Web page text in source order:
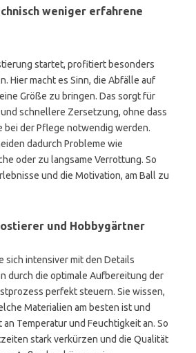
weniger erfahrene
startet, profitiert besonders
Hier macht es Sinn, die Abfälle auf
Größe zu bringen. Das sorgt für
schnellere Zersetzung, ohne dass
bei der Pflege notwendig werden.
dadurch Probleme wie
oder zu langsame Verrottung. So
und die Motivation, am Ball zu
und Hobbygärtner
sich intensiver mit den Details
durch die optimale Aufbereitung der
perfekt steuern. Sie wissen,
Materialien am besten ist und
Temperatur und Feuchtigkeit an. So
stark verkürzen und die Qualität